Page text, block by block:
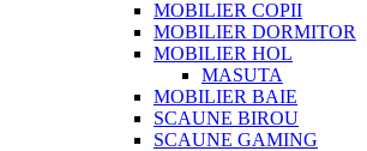
MOBILIER COPII
MOBILIER DORMITOR
MOBILIER HOL
MASUTA
MOBILIER BAIE
SCAUNE BIROU
SCAUNE GAMING